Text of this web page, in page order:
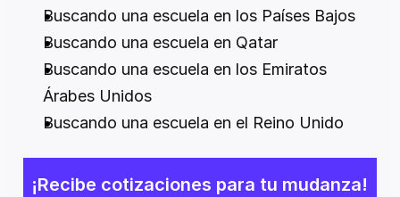
Buscando una escuela en los Países Bajos
Buscando una escuela en Qatar
Buscando una escuela en los Emiratos
Árabes Unidos
Buscando una escuela en el Reino Unido
¡Recibe cotizaciones para tu mudanza!